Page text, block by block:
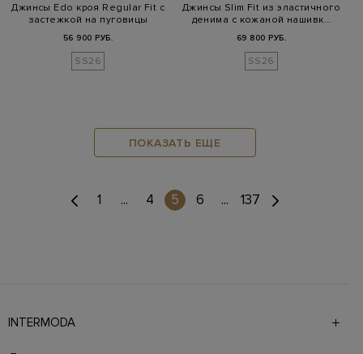
Джинсы Edo кроя Regular Fit с
застежкой на пуговицы
56 900 РУБ.
SS26
Джинсы Slim Fit из эластичного
денима с кожаной нашивк…
69 800 РУБ.
SS26
ПОКАЗАТЬ ЕЩЕ
1 ... 4 5(current)
6 ... 137
INTERMODA